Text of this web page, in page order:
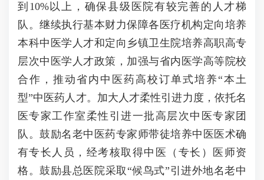
到10%以上，确保县级医院有较完善的人才梯
队。继续执行基本财力保障各医疗机构定向培养
本科中医学人才和定向乡镇卫生院培养高职高专
层次中医学人才政策，加强与省内医学高等院校
合作，推动省内中医药高校订单式培养“本土
型”中医药人才。加大人才柔性引进力度，依托名
医专家工作室柔性引进一批高层次中医专家团
队。鼓励名老中医药专家师带徒培养中医医术确
有专长人员，经考核取得中医（专长）医师资
格。鼓励县总医院采取“候鸟式”引进外地名老中